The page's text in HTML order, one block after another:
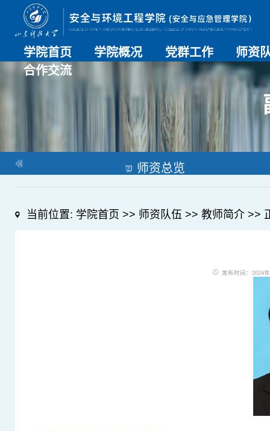
学院首页 学院概况 党群工作 师资
师资总
导师名
教师简
合作交流
师资总览
当前位置: 学院首页 >> 师资队伍 >> 教师简介>>
发布时间：2024